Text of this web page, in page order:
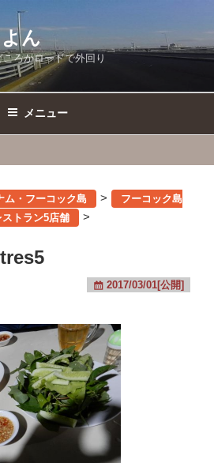
ん
ろかロードで外回り
メニュー
ム・フーコック島 >
フーコック島
トラン5店舗
>
2017/03/01[公開]